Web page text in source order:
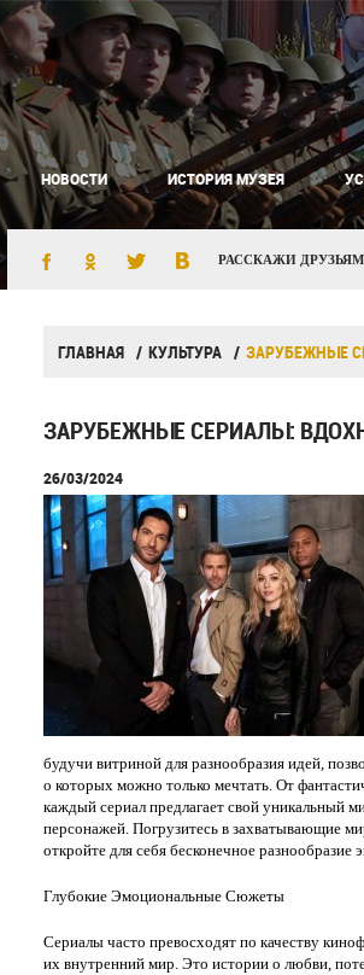
НОВОСТИ ИСТОРИЯ МУЗЕЯ
РАССКАЖИ
ГЛАВНАЯ КУЛЬТУРА ЗАРУБЕЖНЫЕ
ЗАРУБЕЖНЫЕ СЕРИАЛЫ:
26/03/2024
будучи витриной для разнообразия идей,
о которых можно только мечтать. От
каждый сериал предлагает свой уникальный
персонажей. Погрузитесь в захватывающие
откройте для себя бесконечное
Глубокие Эмоциональные Сюжеты
Сериалы часто превосходят по качеству
их внутренний мир. Это истории о любви,